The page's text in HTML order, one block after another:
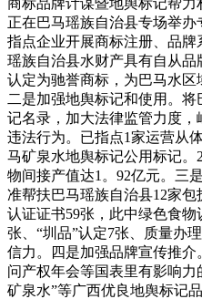
正在巴马瑶族自治县专场举
指点企业开展商标注册、品
瑶族自治县水财产具有自从品
认定为驰誉商标，为巴马水区
二是加强地舆标记和使用。
记名录，加大法律监管力度
违法行为。已指点1家运营从
马矿泉水地舆标记公用标记。
物间接产值达1。92亿元。三
准帮扶巴马瑶族自治县12家
认证证书59张，此中绿色食物
张、“圳品”认定7张、质量办
信力。四是加强品牌宣传推
问产权年会等国表里有影响
矿泉水”等广西优良地舆标记